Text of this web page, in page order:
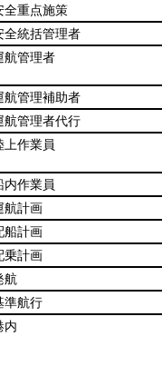
全重点施策
全統括管理者
航管理者
航管理補助者
航管理者代行
上作業員
内作業員
航計画
船計画
乗計画
航
準航行
内